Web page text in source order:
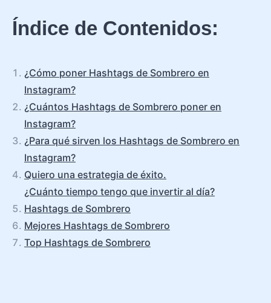
Índice de Contenidos:
¿Cómo poner Hashtags de Sombrero en
Instagram?
¿Cuántos Hashtags de Sombrero poner en
Instagram?
¿Para qué sirven los Hashtags de Sombrero en
Instagram?
Quiero una estrategia de éxito.
¿Cuánto tiempo tengo que invertir al día?
Hashtags de Sombrero
Mejores Hashtags de Sombrero
Top Hashtags de Sombrero